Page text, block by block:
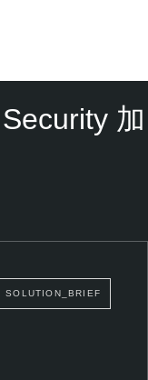
加
SOLUTION_BRIEF